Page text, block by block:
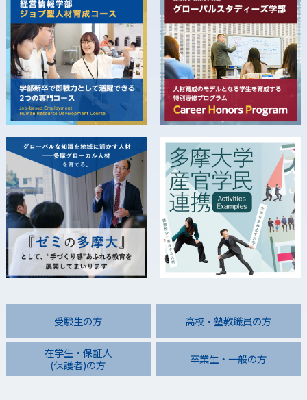
受験生の方 高校・塾教職員の方
在学生・保証人
(保護者)の方
卒業生・一般の方